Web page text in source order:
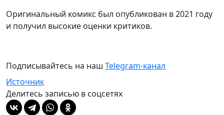
Оригинальный комикс был опубликован в 2021 году
и получил высокие оценки критиков.
Подписывайтесь на наш Telegram-канал
Источник
Делитесь записью в соцсетях